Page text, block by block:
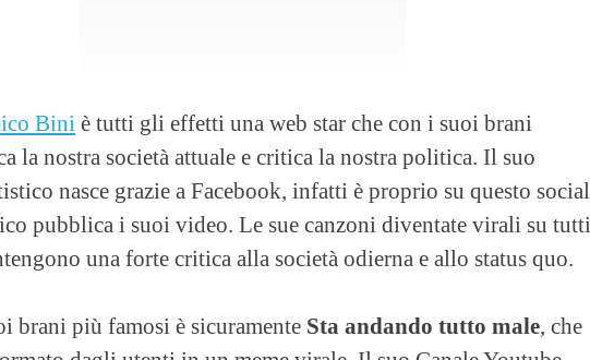
Bini è tutti gli effetti una web star che con i suoi brani
la nostra società attuale e critica la nostra politica. Il suo
nasce grazie a Facebook, infatti è proprio su questo social
pubblica i suoi video. Le sue canzoni diventate virali su tutti
una forte critica alla società odierna e allo status quo.
brani più famosi è sicuramente Sta andando tutto male, che